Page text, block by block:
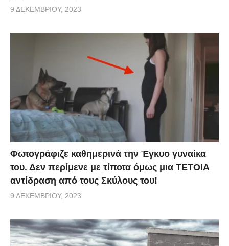
9 ΔΕΚΕΜΒΡΊΟΥ, 2023
Φωτογράφιζε καθημερινά την Έγκυο γυναίκα
του. Δεν περίμενε με τίποτα όμως μια ΤΕΤΟΙΑ
αντίδραση από τους Σκύλους του!
9 ΔΕΚΕΜΒΡΊΟΥ, 2023